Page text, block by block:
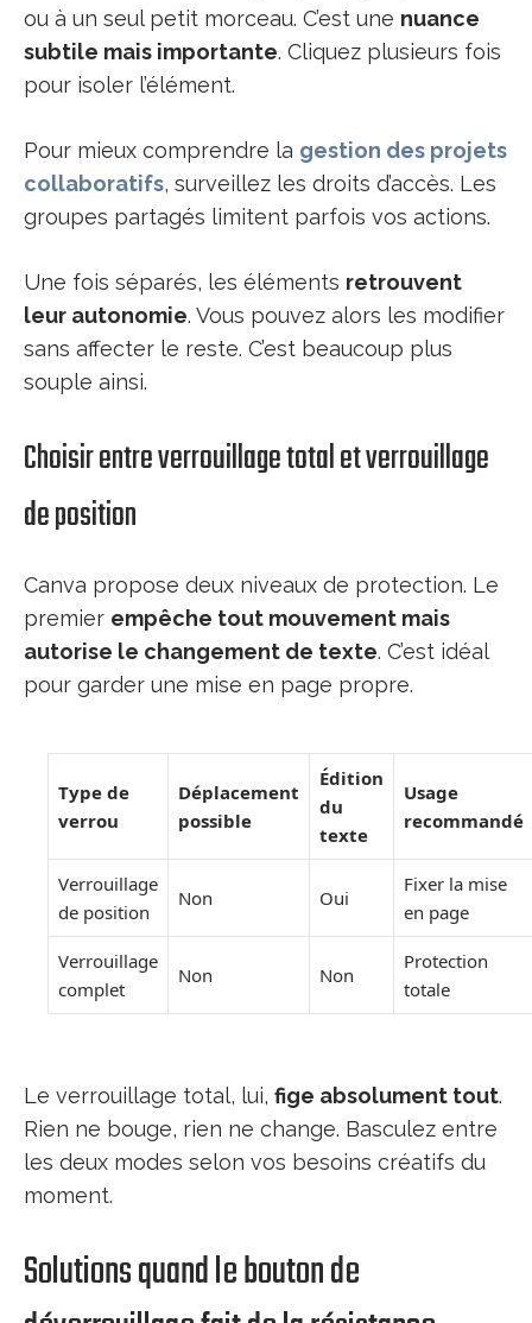
ou à un seul petit morceau. C’est une nuance
subtile mais importante. Cliquez plusieurs fois
pour isoler l’élément.
Pour mieux comprendre la gestion des projets
collaboratifs, surveillez les droits d’accès. Les
groupes partagés limitent parfois vos actions.
Une fois séparés, les éléments retrouvent
leur autonomie. Vous pouvez alors les modifier
sans affecter le reste. C’est beaucoup plus
souple ainsi.
Choisir entre verrouillage total et verrouillage
de position
Canva propose deux niveaux de protection. Le
premier empêche tout mouvement mais
autorise le changement de texte. C’est idéal
pour garder une mise en page propre.
Type de
verrou
Déplacement
possible
Édition
du
texte
Usage
recommandé
Verrouillage
de position
Non Oui
Fixer la mise
en page
Verrouillage
complet
Non Non
Protection
totale
Le verrouillage total, lui, fige absolument tout.
Rien ne bouge, rien ne change. Basculez entre
les deux modes selon vos besoins créatifs du
moment.
Solutions quand le bouton de